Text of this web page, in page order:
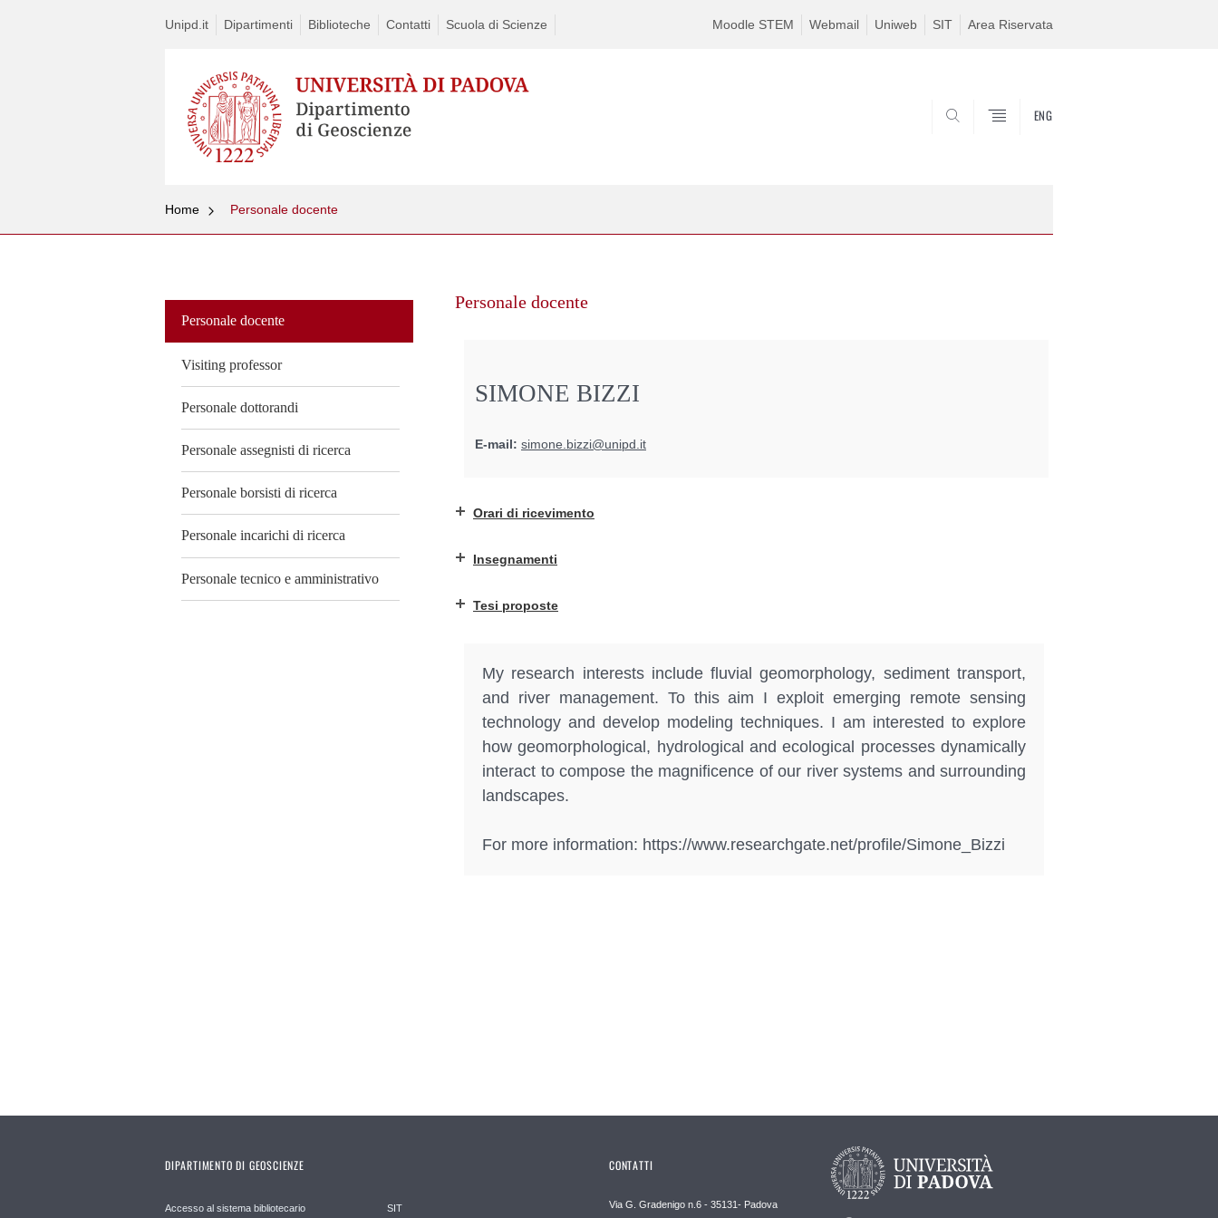
Unipd.it Dipartimenti Biblioteche Contatti Scuola di Scienze Moodle STEM Webmail Uniweb SIT Area Riservata
ENG
Home Personale docente
Personale docente
Visiting professor
Personale dottorandi
Personale assegnisti di ricerca
Personale borsisti di ricerca
Personale incarichi di ricerca
Personale tecnico e amministrativo
Personale docente
SIMONE BIZZI
E-mail: simone.bizzi@unipd.it
Orari di ricevimento
Insegnamenti
Tesi proposte
My research interests include fluvial geomorphology, sediment transport,
and river management. To this aim I exploit emerging remote sensing
technology and develop modeling techniques. I am interested to explore
how geomorphological, hydrological and ecological processes dynamically
interact to compose the magnificence of our river systems and surrounding
landscapes.
For more information: https://www.researchgate.net/profile/Simone_Bizzi
DIPARTIMENTO DI GEOSCIENZE
Accesso al sistema bibliotecario SIT
CONTATTI
Via G. Gradenigo n.6 - 35131- Padova